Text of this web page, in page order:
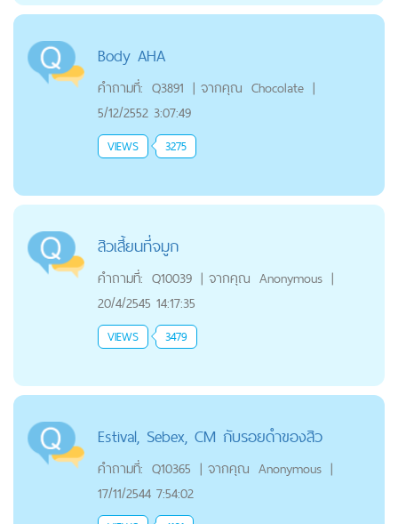
Body AHA
คำถามที่: Q3891 | จากคุณ Chocolate |
5/12/2552 3:07:49
VIEWS 3275
สิวเสี้ยนที่จมูก
คำถามที่: Q10039 | จากคุณ Anonymous |
20/4/2545 14:17:35
VIEWS 3479
Estival, Sebex, CM กับรอยดำของสิว
คำถามที่: Q10365 | จากคุณ Anonymous |
17/11/2544 7:54:02